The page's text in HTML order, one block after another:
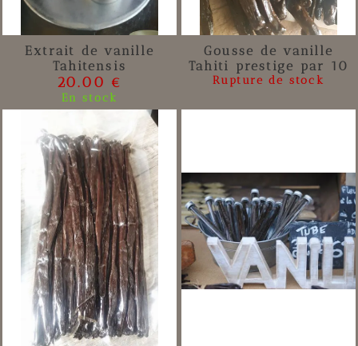
Extrait de vanille
Tahitensis
20.00 €
En stock
Gousse de vanille
Tahiti prestige par 10
Rupture de stock